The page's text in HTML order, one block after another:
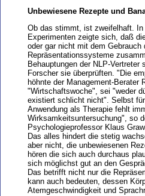
Unbewiesene Rezepte und
Ob das stimmt, ist zweifelhaft.
Experimenten zeigte sich, daß
oder gar nicht mit dem Gebrauch
Repräsentationssysteme
Behauptungen der NLP-
Forscher sie überprüften. "Die
höhnte der Management-Berater
"Wirtschaftswoche", sei "weder
existiert schlicht nicht". Selbst
Anwendung als Therapie fehlt
Wirksamkeitsuntersuchung", so
Psychologieprofessor Klaus
Das alles hindert die stetig
aber nicht, die unbewiesenen
hören die sich auch durchaus
sich möglichst gut an den
Das betrifft nicht nur die
kann auch bedeuten, dessen
Atemgeschwindigkeit und